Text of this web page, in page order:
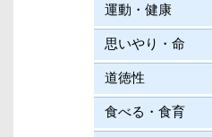
運動・健康
思いやり・命
道徳性
食べる・食育